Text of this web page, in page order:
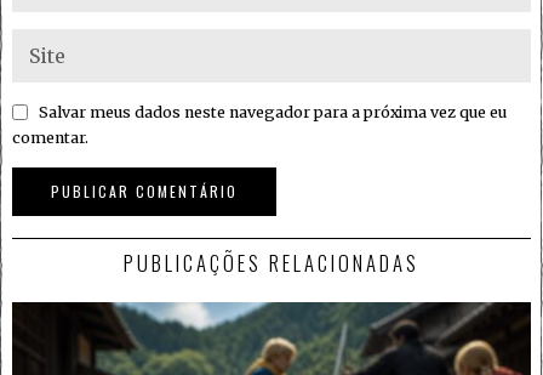
Salvar meus dados neste navegador para a próxima vez que eu
comentar.
PUBLICAÇÕES RELACIONADAS